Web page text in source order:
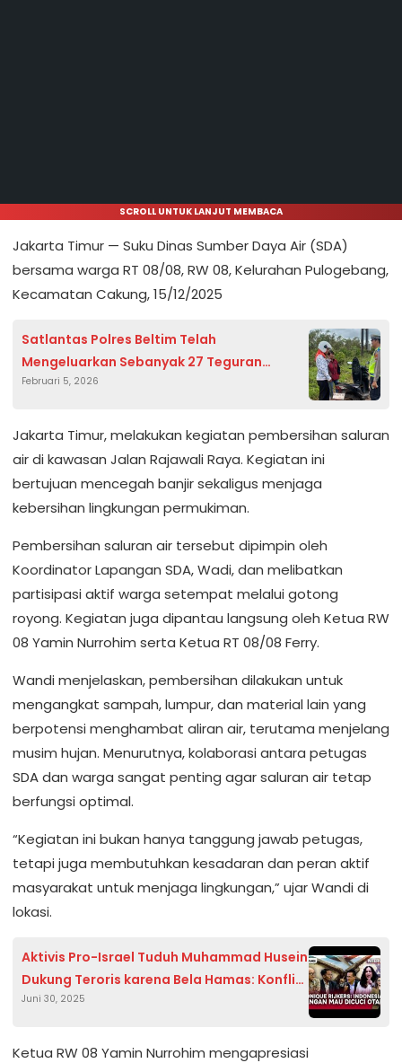
SCROLL UNTUK LANJUT MEMBACA
Jakarta Timur — Suku Dinas Sumber Daya Air (SDA)
bersama warga RT 08/08, RW 08, Kelurahan Pulogebang,
Kecamatan Cakung, 15/12/2025
Satlantas Polres Beltim Telah
Mengeluarkan Sebanyak 27 Teguran
,Selama 3 Hari OKM 2026 Berjalan
Februari 5, 2026
Jakarta Timur, melakukan kegiatan pembersihan saluran
air di kawasan Jalan Rajawali Raya. Kegiatan ini
bertujuan mencegah banjir sekaligus menjaga
kebersihan lingkungan permukiman.
Pembersihan saluran air tersebut dipimpin oleh
Koordinator Lapangan SDA, Wadi, dan melibatkan
partisipasi aktif warga setempat melalui gotong
royong. Kegiatan juga dipantau langsung oleh Ketua RW
08 Yamin Nurrohim serta Ketua RT 08/08 Ferry.
Wandi menjelaskan, pembersihan dilakukan untuk
mengangkat sampah, lumpur, dan material lain yang
berpotensi menghambat aliran air, terutama menjelang
musim hujan. Menurutnya, kolaborasi antara petugas
SDA dan warga sangat penting agar saluran air tetap
berfungsi optimal.
“Kegiatan ini bukan hanya tanggung jawab petugas,
tetapi juga membutuhkan kesadaran dan peran aktif
masyarakat untuk menjaga lingkungan,” ujar Wandi di
lokasi.
Aktivis Pro-Israel Tuduh Muhammad Husein
Dukung Teroris karena Bela Hamas: Konflik
Iran-Israel Kian Memanas
Juni 30, 2025
Ketua RW 08 Yamin Nurrohim mengapresiasi